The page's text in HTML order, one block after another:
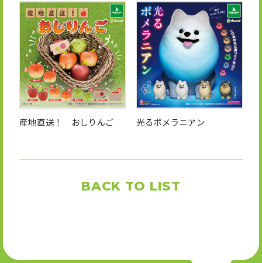
産地直送！ おしりんご 光るポメラニアン
BACK TO LIST